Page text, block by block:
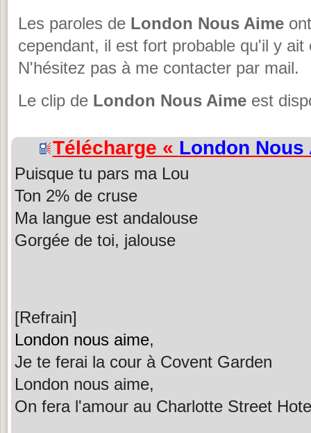
Les paroles de London Nous Aime
cependant, il est fort probable qu'il y
N'hésitez pas à me contacter par mail.
Le clip de London Nous Aime est
Télécharge « London Nous
Puisque tu pars ma Lou
Ton 2% de cruse
Ma langue est andalouse
Gorgée de toi, jalouse
[Refrain]
London nous aime,
Je te ferai la cour à Covent Garden
London nous aime,
On fera l'amour au Charlotte Street